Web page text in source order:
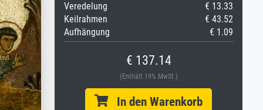
Veredelung
€ 13.33
Keilrahmen
€ 43.52
Aufhängung
€ 1.09
€ 137.14
(Enthält 19% MwSt.)
In den Warenkorb